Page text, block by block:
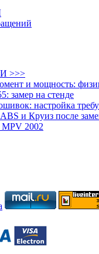
>>>
и мощность:
замер на стенде
настройка
и Круиз после
MPV 2002